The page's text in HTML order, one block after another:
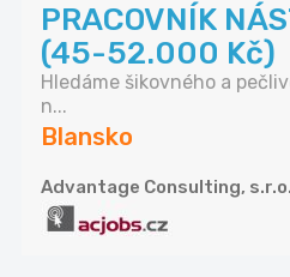
PRACOVNÍK
(45-52.000 Kč)
Hledáme šikovného a
n...
Blansko
Advantage Consulting, s.r.o.